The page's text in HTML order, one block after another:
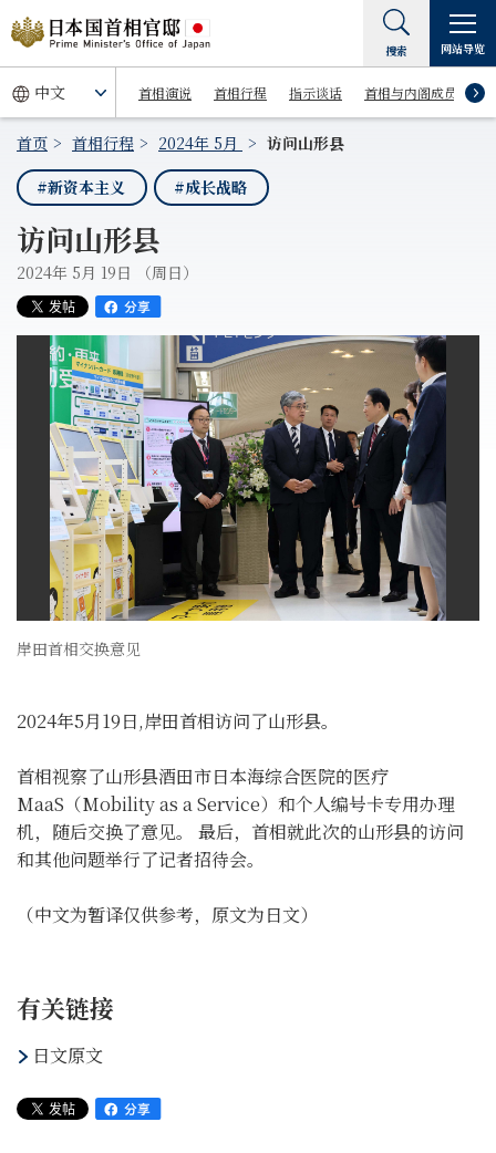
首相演说 首相行程 指示谈话 首相与内阁成员
搜索 网站导览
首页 首相行程 2024年 5月
访问山形县
#新资本主义
#成长战略
访问山形县
2024年 5月 19日 （周日）
岸田首相交换意见
2024年5月19日,岸田首相访问了山形县。
首相视察了山形县酒田市日本海综合医院的医疗
MaaS（Mobility as a Service）和个人编号卡专用办理
机，随后交换了意见。 最后，首相就此次的山形县的访问
和其他问题举行了记者招待会。
（中文为暂译仅供参考，原文为日文）
有关链接
日文原文